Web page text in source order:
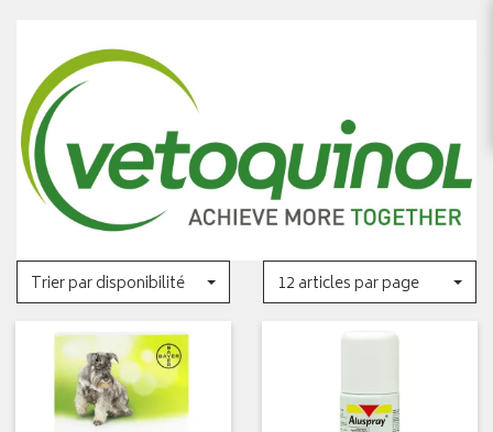
Trier par disponibilité 12 articles par page